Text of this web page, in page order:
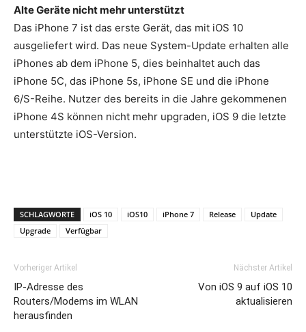
Alte Geräte nicht mehr unterstützt
Das iPhone 7 ist das erste Gerät, das mit iOS 10
ausgeliefert wird. Das neue System-Update erhalten alle
iPhones ab dem iPhone 5, dies beinhaltet auch das
iPhone 5C, das iPhone 5s, iPhone SE und die iPhone
6/S-Reihe. Nutzer des bereits in die Jahre gekommenen
iPhone 4S können nicht mehr upgraden, iOS 9 die letzte
unterstützte iOS-Version.
SCHLAGWORTE iOS 10 iOS10 iPhone 7 Release
Update
Upgrade
Verfügbar
Vorheriger Artikel
IP-Adresse des
Routers/Modems im WLAN
herausfinden
Nächster Artikel
Von iOS 9 auf iOS 10
aktualisieren